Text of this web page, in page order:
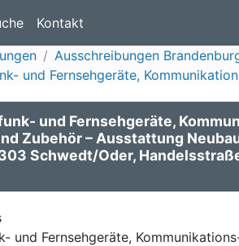
Kontakt
Ausschreibungen
und Fernsehgeräte,
und Fernsehgeräte,
Zubehör – Ausstattung
Schwedt/Oder,
und Fernsehgeräte,